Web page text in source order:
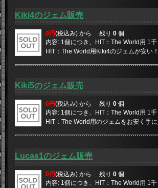
Kiki4のジェム販売
0円(税込み) から 残り0 個
内容: 1個につき、HIT：The World用 1
HIT：The World用Kiki4のジェムが安い
Kiki5のジェム販売
0円(税込み) から 残り0 個
内容: 1個につき、HIT：The World用 1
HIT：The World用のジェムをお安く手
Lucas1のジェム販売
0円(税込み) から 残り0 個
内容: 1個につき、HIT：The World用 1